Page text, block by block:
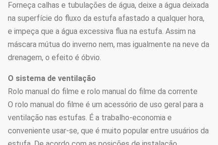
Forneça calhas e tubulações de água, deixe a água deixada
na superfície do fluxo da estufa afastado a qualquer hora,
e impeça que a água excessiva flua na estufa. Assim na
máscara mútua do inverno nem, mas igualmente na neve da
drenagem, o efeito é óbvio.
O sistema de ventilação
Rolo manual do filme e rolo manual do filme da corrente
O rolo manual do filme é um acessório de uso geral para a
ventilação nas estufas. É a trabalho-economia e
conveniente usar-se, que é muito popular entre usuários da